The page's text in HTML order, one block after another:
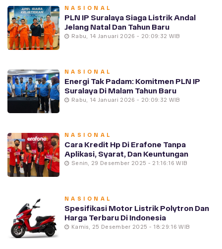
NASIONAL
PLN IP Suralaya Siaga Listrik Andal
Jelang Natal Dan Tahun Baru
Rabu, 14 Januari 2026 - 20:09:32 WIB
NASIONAL
Energi Tak Padam: Komitmen PLN IP
Suralaya Di Malam Tahun Baru
Rabu, 14 Januari 2026 - 20:09:32 WIB
NASIONAL
Cara Kredit Hp Di Erafone Tanpa
Aplikasi, Syarat, Dan Keuntungan
Senin, 29 Desember 2025 - 21:16:16 WIB
NASIONAL
Spesifikasi Motor Listrik Polytron Dan
Harga Terbaru Di Indonesia
Kamis, 25 Desember 2025 - 18:29:16 WIB